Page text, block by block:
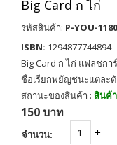
Big Card ก ไก่
รหัสสินค้า: P-YOU-1180
ISBN: 1294877744894
Big Card ก ไก่ แฟลชก
ชื่อเรียกพยัญชนะแต่ละ
สถานะของสินค้า : สินค้
150 บาท
จำนวน: